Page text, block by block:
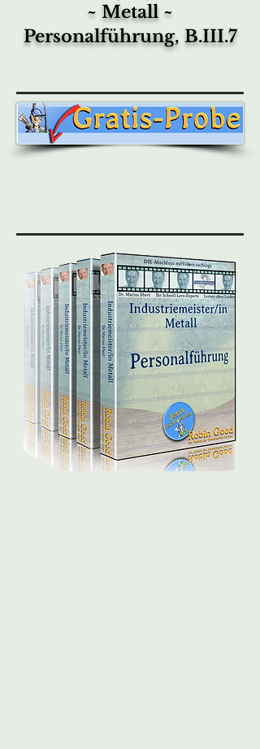
~ Metall ~
Personalführung, B.III.7